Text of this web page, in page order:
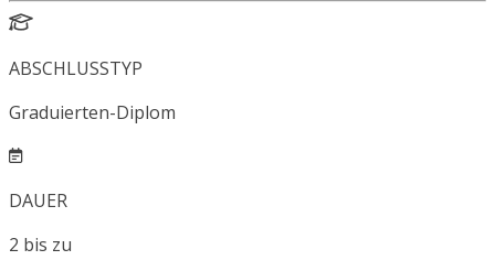
ABSCHLUSSTYP
Graduierten-Diplom
DAUER
2 bis zu